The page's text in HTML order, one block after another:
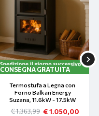
CONSEGNA GRATUITA
Termostufa a Legna con
Forno Balkan Energy
Suzana, 11.6kW - 17.5kW
€ 1.050,00
€ 1.363,99